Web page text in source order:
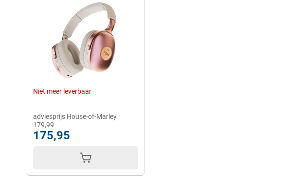
Niet meer leverbaar
179,99
adviesprijs House-of-Marley
175,95